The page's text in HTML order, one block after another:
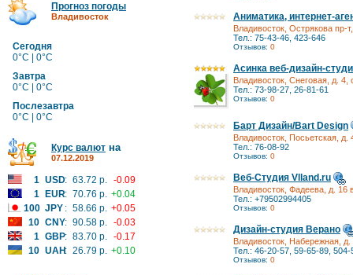
Прогноз погоды
Владивосток
Сегодня
0°C | 0°C
Завтра
0°C | 0°C
Послезавтра
0°C | 0°C
Курс валют на
07.12.2019
1 USD: 63.72 р. -0.09
1
EUR: 70.76 р. +0.04
100 JPY : 58.66 р. +0.05
10 CNY: 90.58 р. -0.03
1 GBP: 83.70 р. -0.17
10 UAH: 26.79 р. +0.10
Аниматика, интернет-
Владивосток, Острякова пр-
Тел.: 75-43-46, 423-646
Отзывов: 0
Асинка веб-дизайн-
Владивосток, Снеговая, д.
Тел.: 73-98-27, 26-81-61
Отзывов: 0
Барт Дизайн/Bart Design
Владивосток, Посьетская, д.
Тел.: 76-08-92
Отзывов: 0
Веб-Студия Vlland.ru
Владивосток, Фадеева, д. 16
Тел.: +79502994405
Отзывов: 0
Дизайн-студия Верано
Владивосток, Набережная,
Тел.: 46-20-57, 59-65-89, 504-
Отзывов: 0